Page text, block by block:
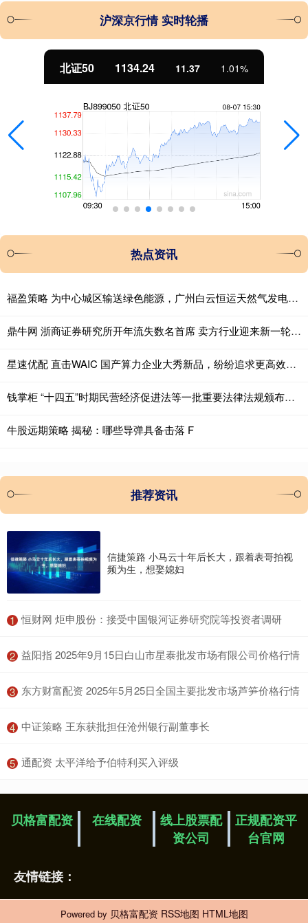
沪深京行情 实时轮播
北证50 1134.24 11.37 1.01%
热点资讯
福盈策略 为中心城区输送绿色能源，广州白云恒运天然气发电厂正式投产
鼎牛网 浙商证券研究所开年流失数名首席 卖方行业迎来新一轮“洗牌”
星速优配 直击WAIC 国产算力企业大秀新品，纷纷追求更高效率、更好性能
钱掌柜 “十四五”时期民营经济促进法等一批重要法律法规颁布实施
牛股远期策略 揭秘：哪些导弹具备击落 F
推荐资讯
信捷策路 小马云十年后长大，跟着表哥拍视
频为生，想娶媳妇
1 ​恒财网 炬申股份：接受中国银河证券研究院等投资者调研
2 ​益阳指 2025年9月15日白山市星泰批发市场有限公司价格行情
3 ​东方财富配资 2025年5月25日全国主要批发市场芦笋价格行情
4 ​中证策略 王东获批担任沧州银行副董事长
5 ​通配资 太平洋给予伯特利买入评级
贝格富配资 在线配资
线上股票配
资公司
正规配资平
台官网
友情链接：
Powered by 贝格富配资 RSS地图 HTML地图